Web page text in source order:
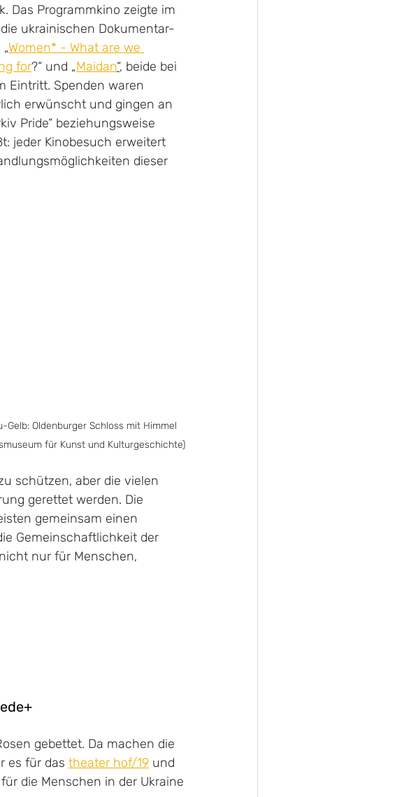
Das Programmkino zeigte im
ukrainischen Dokumentar-
Women* - What are we
for?“ und „Maidan“, beide bei
Eintritt. Spenden waren
erwünscht und gingen an
Pride“ beziehungsweise
jeder Kinobesuch erweitert
dieser
Gelb: Oldenburger Schloss mit Himmel
für Kunst und Kulturgeschichte)
schützen, aber die vielen
gerettet werden. Die
gemeinsam einen
Gemeinschaftlichkeit der
nur für Menschen,
gebettet. Da machen die
es für das theater hof/19 und
die Menschen in der Ukraine